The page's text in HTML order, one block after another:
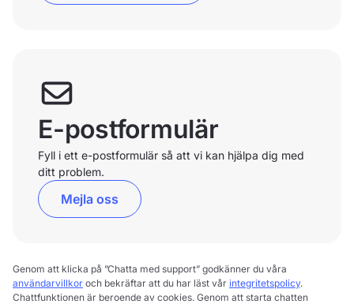
E-postformulär
Fyll i ett e-postformulär så att vi kan hjälpa dig med
ditt problem.
Mejla oss
Genom att klicka på ”Chatta med support” godkänner du våra
användarvillkor och bekräftar att du har läst vår integritetspolicy.
Chattfunktionen är beroende av cookies. Genom att starta chatten